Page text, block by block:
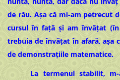
de rău. Așa că mi-am petrecut
cursul în față și am învățat
trebuia de învățat în afară, așa
de demonstrațiile matematice.
La termenul stabilit, m-